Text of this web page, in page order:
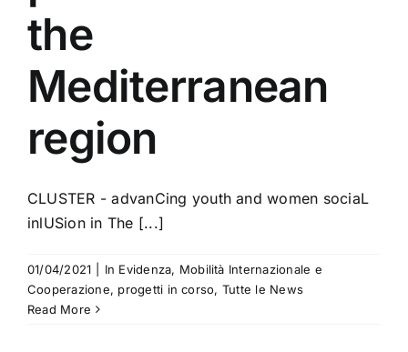
the
Mediterranean
region
CLUSTER - advanCing youth and women sociaL
inlUSion in The [...]
01/04/2021 In Evidenza, Mobilità Internazionale e
Cooperazione, progetti in corso, Tutte le News
Read More